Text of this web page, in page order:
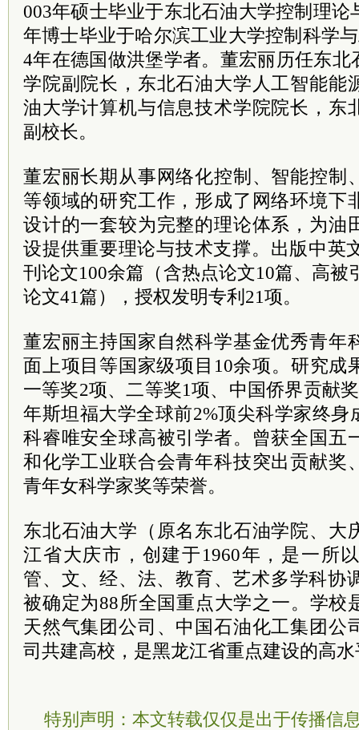
003年硕士毕业于东北石油大学控制理论
年博士毕业于哈尔滨工业大学控制科学
4年在德国做洪堡学者。董宏丽历任东
学院副院长，东北石油大学人工智能能
油大学计算机与信息技术学院院长，东
副校长。
董宏丽长期从事网络化控制、智能控制
等领域的研究工作，形成了网络环境下
设计的一套较为完整的理论体系，为油
设提供重要理论与技术支撑。出版中英
刊论文100余篇（含热点论文10篇、高被
论文41篇），授权发明专利21项。
董宏丽主持国家自然科学基金优秀青年
面上项目等国家级项目10余项。研究成
一等奖2项、二等奖1项、中国侨界贡献
年斯坦福大学全球前2%顶尖科学家终身
科睿唯安全球高被引学者。曾获全国五
和化学工业联合会青年科技突出贡献奖
青年女科学家奖等荣誉。
东北石油大学（原名东北石油学院、大
江省大庆市，创建于1960年，是一所
管、文、经、法、教育、艺术多学科协
被确定为88所全国重点大学之一。学校
天然气集团公司、中国石油化工集团公
司共建高校，是黑龙江省重点建设的高
特别声明：本文转载仅仅是出于传播信